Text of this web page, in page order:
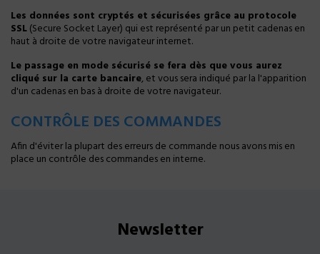
Les données sont cryptés et sécurisées grâce au protocole
SSL(Secure Socket Layer) qui est représenté par un petit cadenas en
haut à droite de votre navigateur internet.
Le passage en mode sécurisé se fera dès que vous aurez
cliqué sur la carte bancaire, et vous sera indiqué par la l'apparition
d'un cadenas en bas à droite de votre navigateur.
CONTRÔLE DES COMMANDES
Afin d'éviter la plupart des erreurs de commande nous avons mis en
place un contrôle des commandes en interne.
Newsletter